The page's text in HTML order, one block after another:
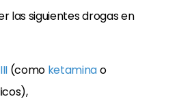
las siguientes drogas en
(como ketaminao